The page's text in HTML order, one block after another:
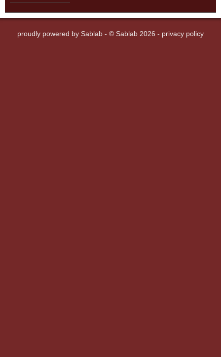
proudly powered by Sablab - © Sablab 2026 - privacy policy